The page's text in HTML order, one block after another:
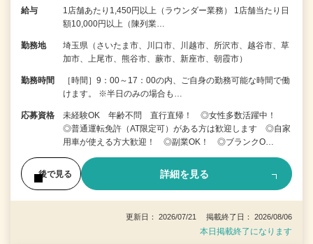
給与
1店舗あたり1,450円以上（ラウンダー業務） 1店舗当たり日
額10,000円以上（陳列業…
勤務地
埼玉県（さいたま市、川口市、川越市、所沢市、越谷市、草
加市、上尾市、熊谷市、蕨市、新座市、朝霞市）
勤務時間
［時間］9：00～17：00の内、ご自身の勤務可能な時間で働
けます。 ※半日のみの場合も…
応募資格
未経験OK 年齢不問 直行直帰！ ◎女性多数活躍中！
◎普通運転免許（AT限定可）がある方は歓迎します ◎自家
用車が使える方大歓迎！ ◎副業OK！ ◎ブランクO…
後で見る 詳細を見る
更新日： 2026/07/21 掲載終了日： 2026/08/06
本日掲載終了になります